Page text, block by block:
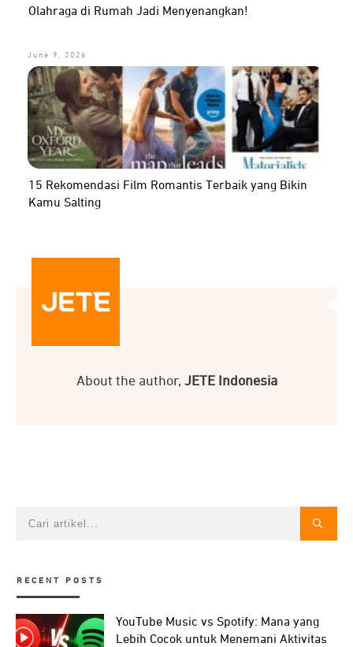
Olahraga di Rumah Jadi Menyenangkan!
June 9, 2026
15 Rekomendasi Film Romantis Terbaik yang Bikin
Kamu Salting
About the author, JETE Indonesia
RECENT POSTS
YouTube Music vs Spotify: Mana yang
Lebih Cocok untuk Menemani Aktivitas